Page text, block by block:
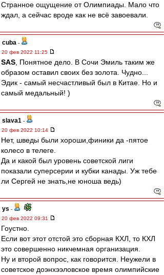
Странное ощущение от Олимпиады. Мало что
ждал, а сейчас вроде как не всё завоевали.
cuba -
20 фев 2022 11:25
SAS , Понятное дело. В Сочи Эмиль таким же
образом оставил своих без золота. Чудно...
Эдик - самый несчастливый был в Китае. Но и
самый медальный! )
slava1 -
20 фев 2022 10:14
Нет, шведы были хороши,финики да -пятое
колесо в телеге.
Да и какой был уровень советской лиги
показали суперсерии и кубки канады. Уж тебе
ли Сергей не знать,не юноша ведь)
ys -
20 фев 2022 09:31
Гоустно.
Если вот этот отстой это сборная КХЛ, то КХЛ
это совершенно никчемная организация.
Ну и второй вопрос, как говорится. Неужели в
советское доэнхээловское время олимпийские